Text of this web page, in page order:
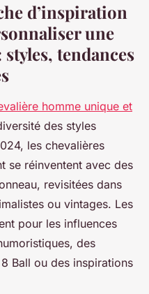
d’inspiration
une
tendances
homme unique et
des styles
les chevalières
se réinventent avec des
revisitées dans
ou vintages. Les
pour les influences
des
Ball ou des inspirations